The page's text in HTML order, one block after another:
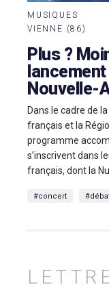
MUSIQUES
VIENNE (86)
Plus ?
Nouvelle-
Dans le cadre de
français et la
programme
s’inscrivent dans
français, dont la
#concert